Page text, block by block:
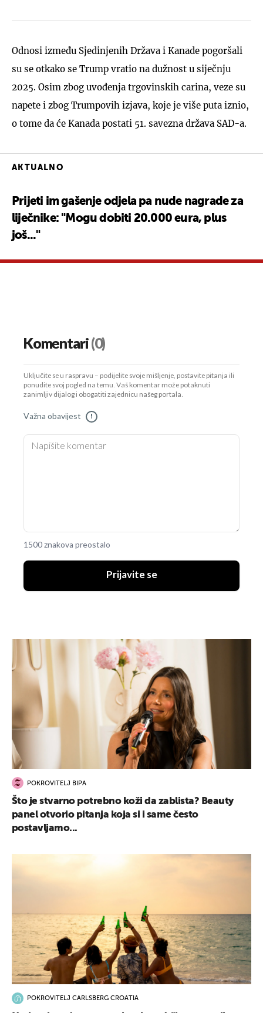
Odnosi između Sjedinjenih Država i Kanade pogoršali
su se otkako se Trump vratio na dužnost u siječnju
2025. Osim zbog uvođenja trgovinskih carina, veze su
napete i zbog Trumpovih izjava, koje je više puta iznio,
o tome da će Kanada postati 51. savezna država SAD-a.
AKTUALNO
Prijeti im gašenje odjela pa nude nagrade za
liječnike: "Mogu dobiti 20.000 eura, plus
još..."
Komentari(0)
Uključite se u raspravu – podijelite svoje mišljenje, postavite pitanja ili
ponudite svoj pogled na temu. Vaš komentar može potaknuti
zanimljiv dijalog i obogatiti zajednicu našeg portala.
Važna obavijest !
1500 znakova preostalo
Prijavite se
POKROVITELJ BIPA
Što je stvarno potrebno koži da zablista? Beauty
panel otvorio pitanja koja si i same često
postavljamo...
POKROVITELJ CARLSBERG CROATIA